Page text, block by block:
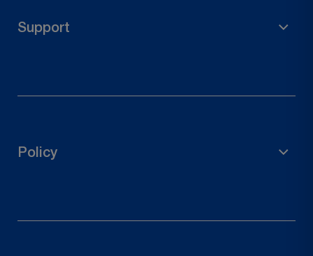
Support
Diritto di recesso
Policy
politica sulla riservatezza